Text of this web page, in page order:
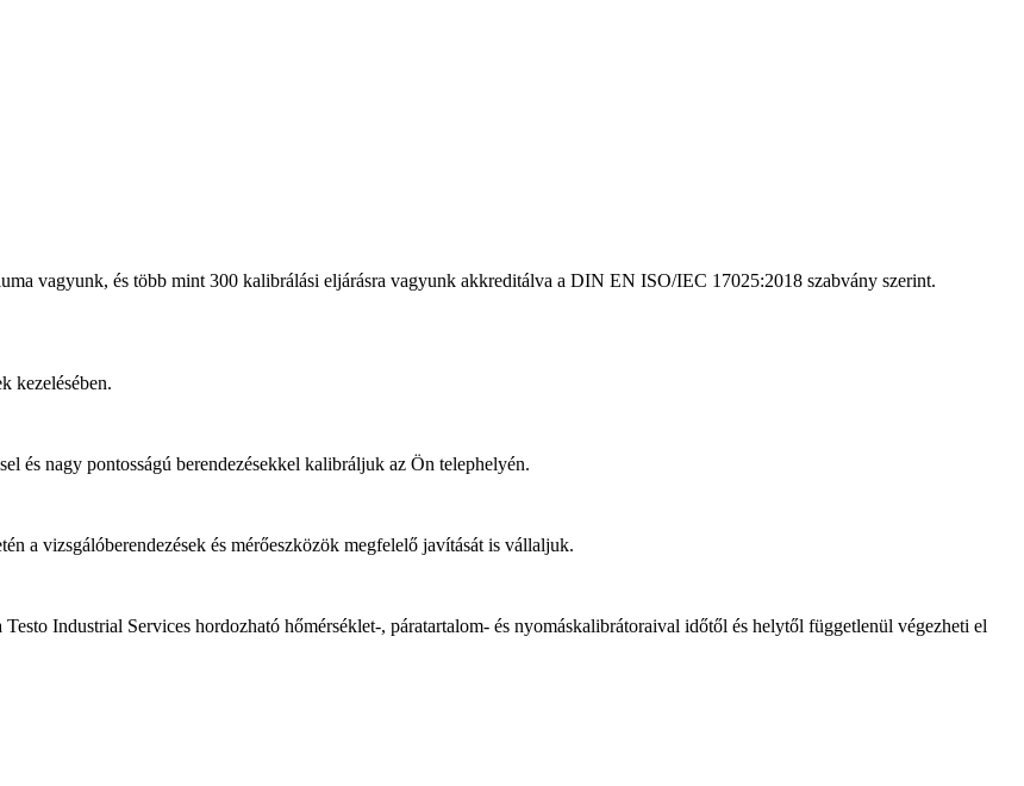
vagyunk, és több mint 300 kalibrálási eljárásra vagyunk akkreditálva a DIN EN ISO/IEC 17025:2018 szabvány szerint.
kezelésében.
és nagy pontosságú berendezésekkel kalibráljuk az Ön telephelyén.
a vizsgálóberendezések és mérőeszközök megfelelő javítását is vállaljuk.
Industrial Services hordozható hőmérséklet-, páratartalom- és nyomáskalibrátoraival időtől és helytől függetlenül végezheti el